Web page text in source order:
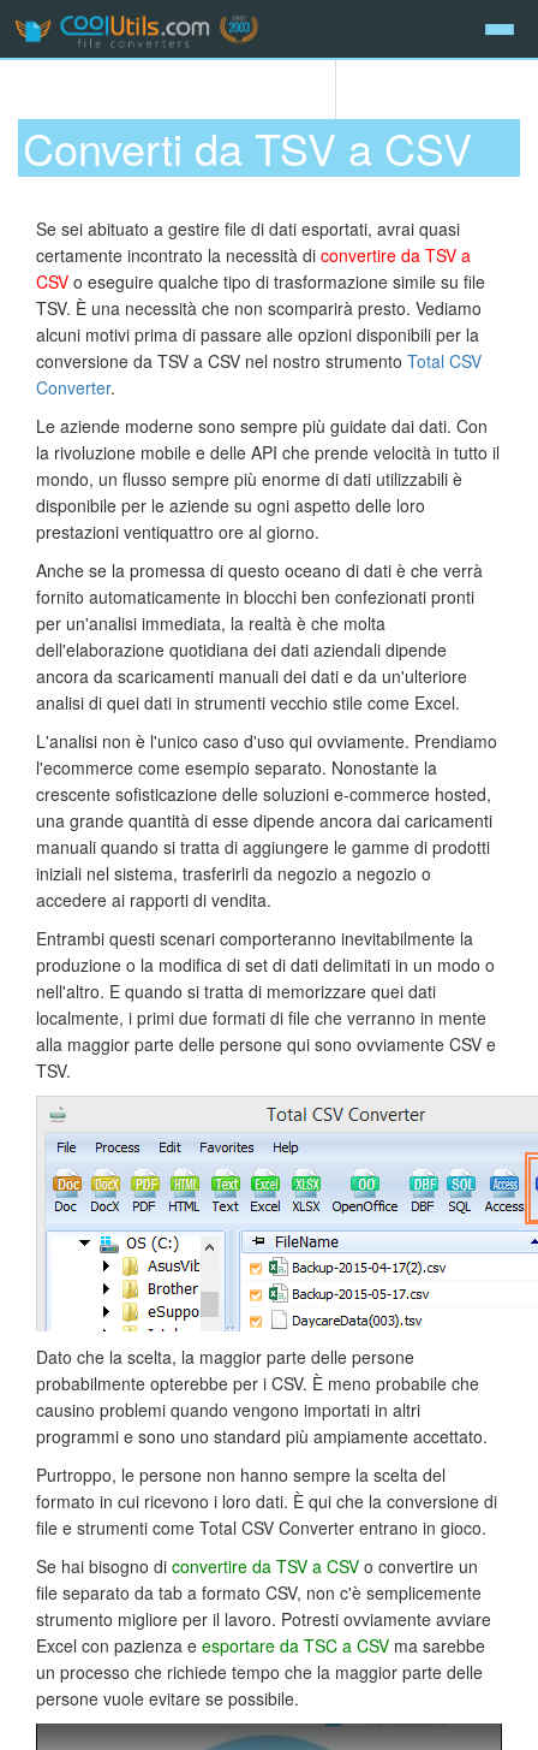
Converti da TSV a CSV
Se sei abituato a gestire file di dati esportati, avrai quasi
certamente incontrato la necessità di convertire da TSV a
CSV o eseguire qualche tipo di trasformazione simile su file
TSV. È una necessità che non scomparirà presto. Vediamo
alcuni motivi prima di passare alle opzioni disponibili per la
conversione da TSV a CSV nel nostro strumento Total CSV
Converter.
Le aziende moderne sono sempre più guidate dai dati. Con
la rivoluzione mobile e delle API che prende velocità in tutto il
mondo, un flusso sempre più enorme di dati utilizzabili è
disponibile per le aziende su ogni aspetto delle loro
prestazioni ventiquattro ore al giorno.
Anche se la promessa di questo oceano di dati è che verrà
fornito automaticamente in blocchi ben confezionati pronti
per un'analisi immediata, la realtà è che molta
dell'elaborazione quotidiana dei dati aziendali dipende
ancora da scaricamenti manuali dei dati e da un'ulteriore
analisi di quei dati in strumenti vecchio stile come Excel.
L'analisi non è l'unico caso d'uso qui ovviamente. Prendiamo
l'ecommerce come esempio separato. Nonostante la
crescente sofisticazione delle soluzioni e-commerce hosted,
una grande quantità di esse dipende ancora dai caricamenti
manuali quando si tratta di aggiungere le gamme di prodotti
iniziali nel sistema, trasferirli da negozio a negozio o
accedere ai rapporti di vendita.
Entrambi questi scenari comporteranno inevitabilmente la
produzione o la modifica di set di dati delimitati in un modo o
nell'altro. E quando si tratta di memorizzare quei dati
localmente, i primi due formati di file che verranno in mente
alla maggior parte delle persone qui sono ovviamente CSV e
TSV.
Dato che la scelta, la maggior parte delle persone
probabilmente opterebbe per i CSV. È meno probabile che
causino problemi quando vengono importati in altri
programmi e sono uno standard più ampiamente accettato.
Purtroppo, le persone non hanno sempre la scelta del
formato in cui ricevono i loro dati. È qui che la conversione di
file e strumenti come Total CSV Converter entrano in gioco.
Se hai bisogno di convertire da TSV a CSV o convertire un
file separato da tab a formato CSV, non c'è semplicemente
strumento migliore per il lavoro. Potresti ovviamente avviare
Excel con pazienza e esportare da TSC a CSV ma sarebbe
un processo che richiede tempo che la maggior parte delle
persone vuole evitare se possibile.